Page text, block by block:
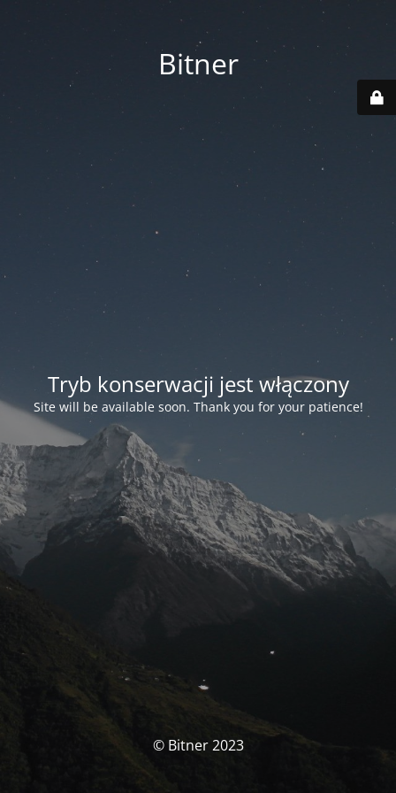
Bitner
Tryb konserwacji jest włączony
Site will be available soon. Thank you for your patience!
© Bitner 2023